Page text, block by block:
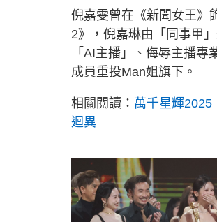
倪嘉雯曾在《新聞女王》
2》，倪嘉琳由「同事甲
「AI主播」、侮辱主播
成員重投Man姐旗下。
相關閱讀： 萬千星輝2025
迴異